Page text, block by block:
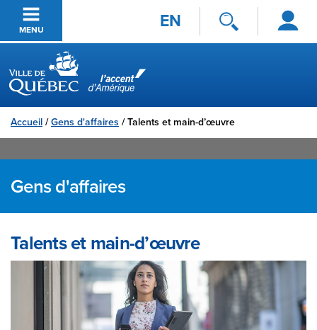
Passer au contenu principal
MENU EN
Se
connecter
Ville de Québec
Accueil /Gens d'affaires /Talents et main-d’œuvre
Gens d'affaires
Talents et main-d’œuvre